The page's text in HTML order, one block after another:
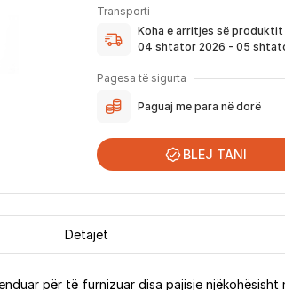
- Pranim dhe dërgim me
Transporti
Koha e arritjes së produktit
04 shtator 2026 - 05
dhe njoftimit për verifikim
Nëse porosia bëhet tani,
njoftoheni në vazhdimësi
për te ju.
*Në 99% të rasteve, produktet
Pagesa të sigurta
Paguaj me para në dorë
BLEJ TANI
Detajet
për të furnizuar disa pajisje